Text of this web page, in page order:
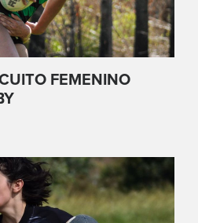
FEMENINO